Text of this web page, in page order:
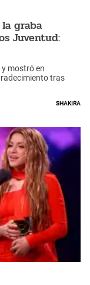
graba
Juventud:
y mostró en
tras
Shakira